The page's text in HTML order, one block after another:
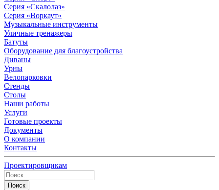
Серия «Скалолаз»
Серия «Воркаут»
Музыкальные инструменты
Уличные тренажеры
Батуты
Оборудование для благоустройства
Диваны
Урны
Велопарковки
Стенды
Столы
Наши работы
Услуги
Готовые проекты
Документы
О компании
Контакты
Проектировщикам
Поиск